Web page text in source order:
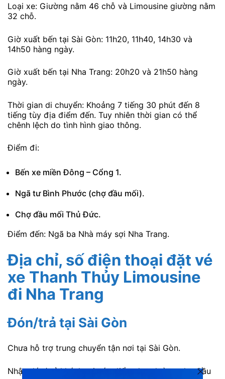
Loại xe: Giường nằm 46 chỗ và Limousine giường nằm
32 chỗ.
Giờ xuất bến tại Sài Gòn: 11h20, 11h40, 14h30 và
14h50 hàng ngày.
Giờ xuất bến tại Nha Trang: 20h20 và 21h50 hàng
ngày.
Thời gian di chuyển: Khoảng 7 tiếng 30 phút đến 8
tiếng tùy địa điểm đến. Tuy nhiên thời gian có thể
chênh lệch do tình hình giao thông.
Điểm đi:
Bến xe miền Đông – Cổng 1.
Ngã tư Bình Phước (chợ đầu mối).
Chợ đầu mối Thủ Đức.
Điểm đến: Ngã ba Nhà máy sợi Nha Trang.
Địa chỉ, số điện thoại đặt vé
xe Thanh Thủy Limousine
đi Nha Trang
Đón/trả tại Sài Gòn
Chưa hỗ trợ trung chuyển tận nơi tại Sài Gòn.
Nhận đón/trả khách tại các điểm dọc đường như Cầu